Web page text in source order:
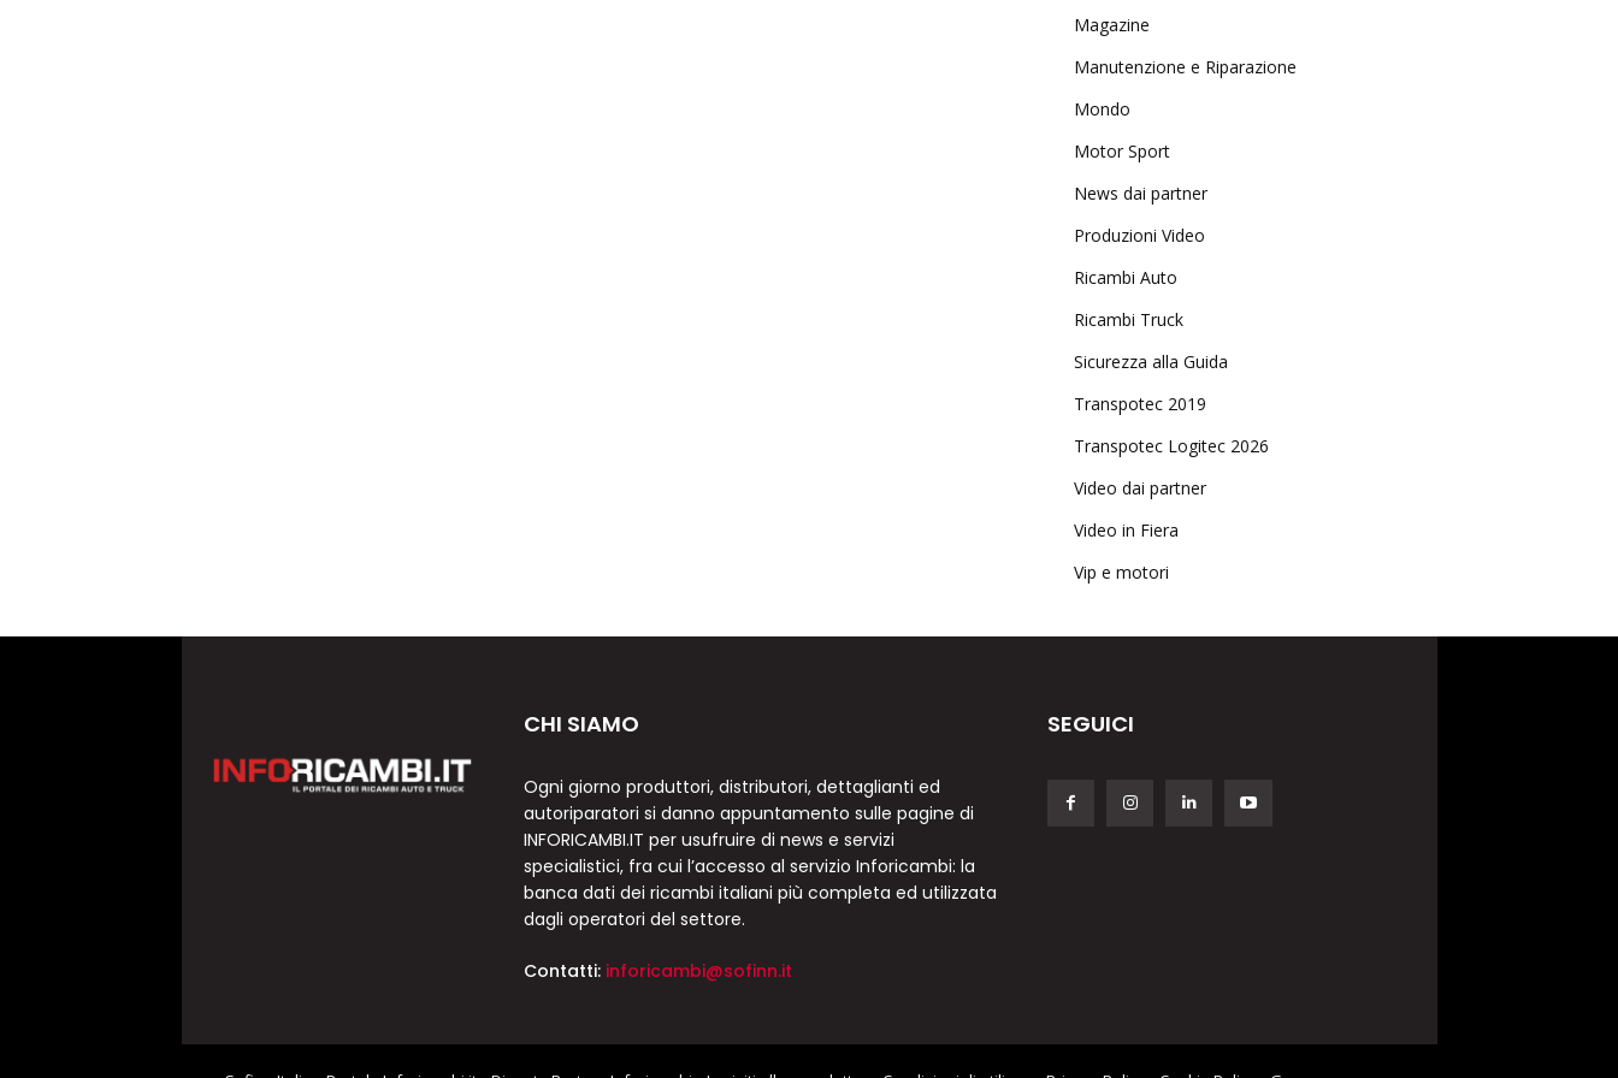
Magazine
Manutenzione e Riparazione
Mondo
Motor Sport
News dai partner
Produzioni Video
Ricambi Auto
Ricambi Truck
Sicurezza alla Guida
Transpotec 2019
Transpotec Logitec 2026
Video dai partner
Video in Fiera
Vip e motori
CHI SIAMO
Ogni giorno produttori, distributori, dettaglianti ed
autoriparatori si danno appuntamento sulle pagine di
INFORICAMBI.IT per usufruire di news e servizi
specialistici, fra cui l’accesso al servizio Inforicambi: la
banca dati dei ricambi italiani più completa ed utilizzata
dagli operatori del settore.
Contatti: inforicambi@sofinn.it
SEGUICI